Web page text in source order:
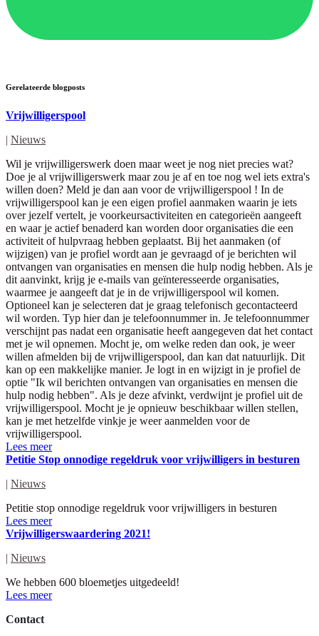
Gerelateerde blogposts
Vrijwilligerspool
| Nieuws
Wil je vrijwilligerswerk doen maar weet je nog niet precies wat?
Doe je al vrijwilligerswerk maar zou je af en toe nog wel iets extra's
willen doen? Meld je dan aan voor de vrijwilligerspool ! In de
vrijwilligerspool kan je een eigen profiel aanmaken waarin je iets
over jezelf vertelt, je voorkeursactiviteiten en categorieën aangeeft
en waar je actief benaderd kan worden door organisaties die een
activiteit of hulpvraag hebben geplaatst. Bij het aanmaken (of
wijzigen) van je profiel wordt aan je gevraagd of je berichten wil
ontvangen van organisaties en mensen die hulp nodig hebben. Als je
dit aanvinkt, krijg je e-mails van geïnteresseerde organisaties,
waarmee je aangeeft dat je in de vrijwilligerspool wil komen.
Optioneel kan je selecteren dat je graag telefonisch gecontacteerd
wil worden. Typ hier dan je telefoonnummer in. Je telefoonnummer
verschijnt pas nadat een organisatie heeft aangegeven dat het contact
met je wil opnemen. Mocht je, om welke reden dan ook, je weer
willen afmelden bij de vrijwilligerspool, dan kan dat natuurlijk. Dit
kan op een makkelijke manier. Je logt in en wijzigt in je profiel de
optie "Ik wil berichten ontvangen van organisaties en mensen die
hulp nodig hebben". Als je deze afvinkt, verdwijnt je profiel uit de
vrijwilligerspool. Mocht je je opnieuw beschikbaar willen stellen,
kan je met hetzelfde vinkje je weer aanmelden voor de
vrijwilligerspool.
Lees meer
Petitie Stop onnodige regeldruk voor vrijwilligers in besturen
| Nieuws
Petitie stop onnodige regeldruk voor vrijwilligers in besturen
Lees meer
Vrijwilligerswaardering 2021!
| Nieuws
We hebben 600 bloemetjes uitgedeeld!
Lees meer
Contact